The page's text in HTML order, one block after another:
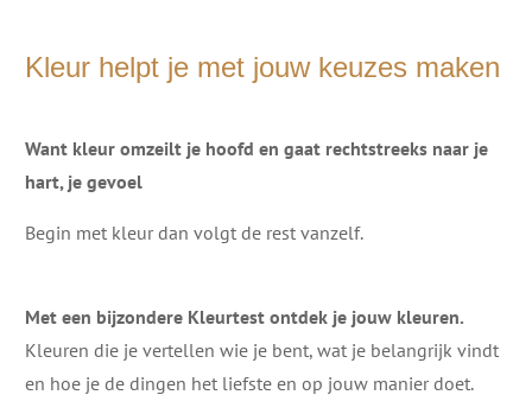
Kleur helpt je met jouw keuzes maken
Want kleur omzeilt je hoofd en gaat rechtstreeks naar je
hart, je gevoel
Begin met kleur dan volgt de rest vanzelf.
Met een bijzondere Kleurtest ontdek je jouw kleuren.
Kleuren die je vertellen wie je bent, wat je belangrijk vindt
en hoe je de dingen het liefste en op jouw manier doet.